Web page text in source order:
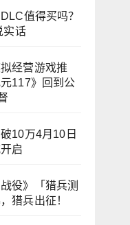
值得买吗？
实话
经营游戏推
117》回到公
10万4月10日
启
役》「猎兵测
猎兵出征！